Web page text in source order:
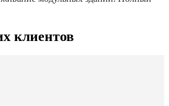
клиентов